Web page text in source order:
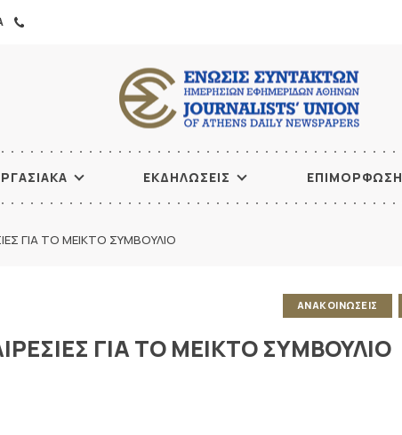
ΕΚΔΗΛΩΣΕΙΣ ΕΠΙΜΟΡΦΩΣΗ
ΓΙΑ ΤΟ ΜΕΙΚΤΟ ΣΥΜΒΟΥΛΙΟ
ΑΝΑΚΟΙΝΩΣΕΙΣ
ΓΙΑ ΤΟ ΜΕΙΚΤΟ ΣΥΜΒΟΥΛΙΟ